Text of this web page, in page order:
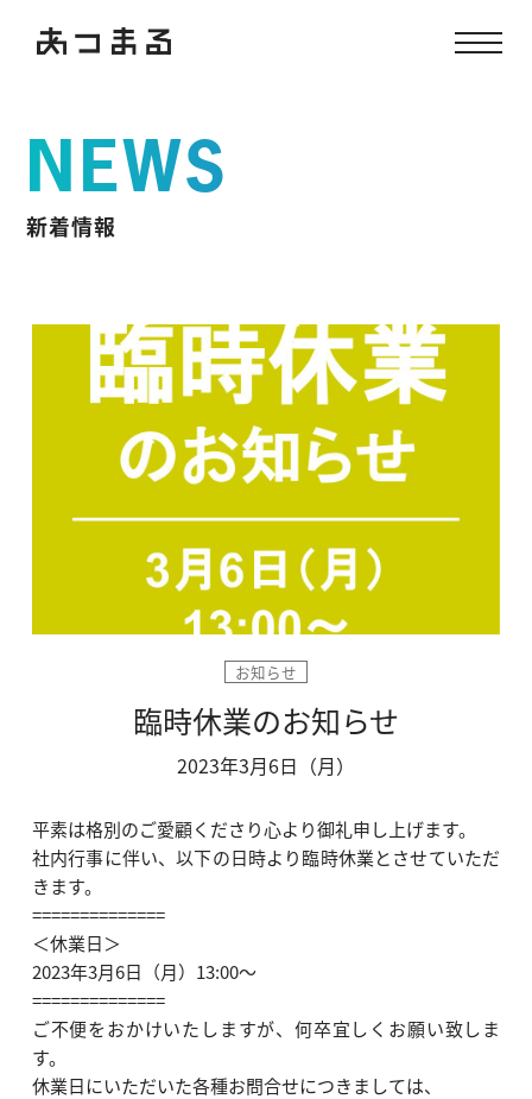
NEWS
新着情報
お知らせ
臨時休業のお知らせ
2023年3月6日（月）
平素は格別のご愛顧くださり心より御礼申し上げます。
社内行事に伴い、以下の日時より臨時休業とさせていただ
きます。
==============
＜休業日＞
2023年3月6日（月）13:00〜
==============
ご不便をおかけいたしますが、何卒宜しくお願い致しま
す。
休業日にいただいた各種お問合せにつきましては、